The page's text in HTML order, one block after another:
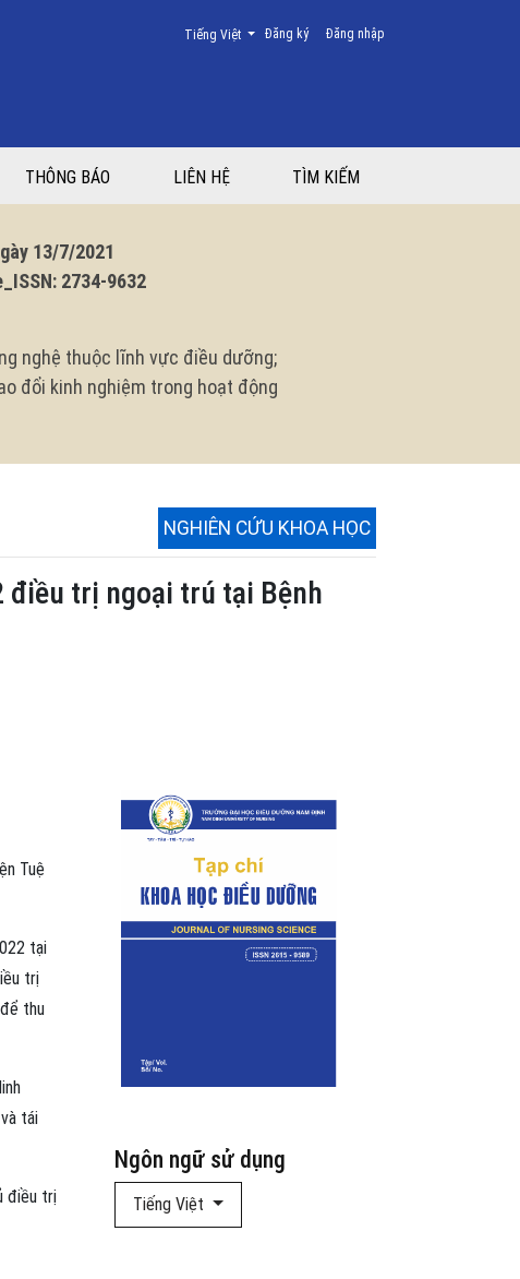
Đăng ký Đăng nhập
Thay đổi ngôn ngữ. Ngôn ngữ hiện tại là:
Tiếng Việt
THÔNG BÁO LIÊN HỆ TÌM KIẾM
13/7/2021
2734-9632
nghệ thuộc lĩnh vực điều dưỡng;
đổi kinh nghiệm trong hoạt động
NGHIÊN CỨU KHOA HỌC
trị ngoại trú tại Bệnh
Ngôn ngữ sử dụng
Tiếng Việt
Tuệ
tại
trị
thu
tái
điều trị